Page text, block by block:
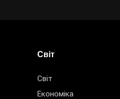
Світ
Світ
Економіка